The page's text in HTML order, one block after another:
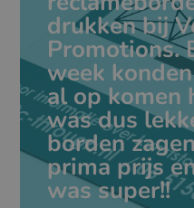
drukken bij
Promotions.
week
al op komen
was dus
borden
prima prijs
was super!!